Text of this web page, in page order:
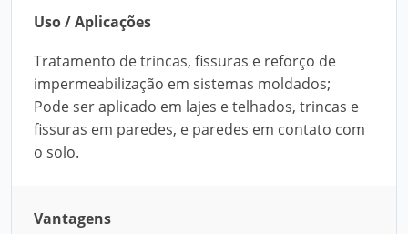
Uso / Aplicações
Tratamento de trincas, fissuras e reforço de
impermeabilização em sistemas moldados;
Pode ser aplicado em lajes e telhados, trincas e
fissuras em paredes, e paredes em contato com
o solo.
Vantagens